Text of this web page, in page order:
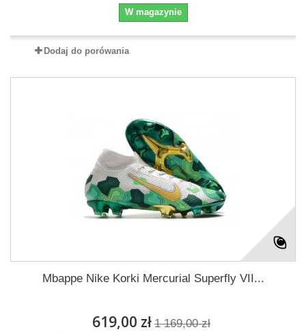
W magazynie
Dodaj do porówania
Mbappe Nike Korki Mercurial Superfly VII...
619,00 zł 1 169,00 zł